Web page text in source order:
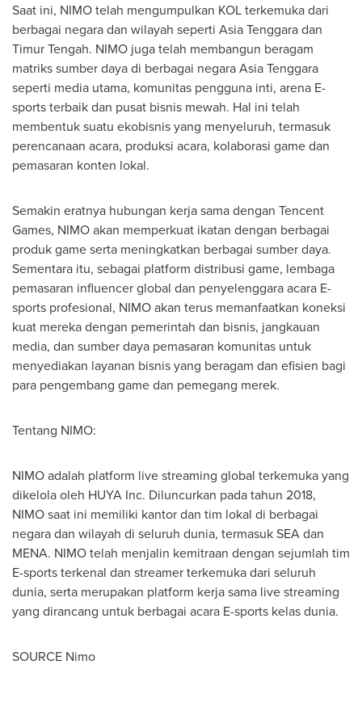
Saat ini, NIMO telah mengumpulkan KOL terkemuka dari
berbagai negara dan wilayah seperti Asia Tenggaradan
Timur Tengah. NIMO juga telah membangun beragam
matriks sumber daya di berbagai negaraAsia Tenggara
seperti media utama, komunitas pengguna inti, arena E-
sports terbaik dan pusat bisnis mewah. Hal ini telah
membentuk suatu ekobisnis yang menyeluruh, termasuk
perencanaan acara, produksi acara, kolaborasi game dan
pemasaran konten lokal.
Semakin eratnya hubungan kerja sama dengan Tencent
Games, NIMO akan memperkuat ikatan dengan berbagai
produk game serta meningkatkan berbagai sumber daya.
Sementara itu, sebagai platform distribusi game, lembaga
pemasaran influencer global dan penyelenggara acara E-
sports profesional, NIMO akan terus memanfaatkan koneksi
kuat mereka dengan pemerintah dan bisnis, jangkauan
media, dan sumber daya pemasaran komunitas untuk
menyediakan layanan bisnis yang beragam dan efisien bagi
para pengembang game dan pemegang merek.
Tentang NIMO:
NIMO adalah platform live streaming global terkemuka yang
dikelola oleh HUYA Inc. Diluncurkan pada tahun 2018,
NIMO saat ini memiliki kantor dan tim lokal di berbagai
negara dan wilayah di seluruh dunia, termasuk SEA dan
MENA. NIMO telah menjalin kemitraan dengan sejumlah tim
E-sports terkenal dan streamer terkemuka dari seluruh
dunia, serta merupakan platform kerja sama live streaming
yang dirancang untuk berbagai acara E-sports kelas dunia.
SOURCE Nimo